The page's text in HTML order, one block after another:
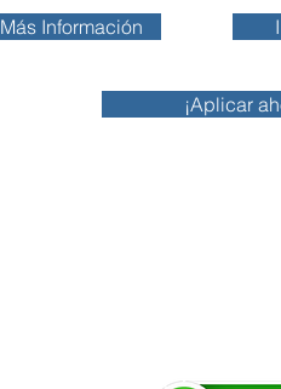
Más Información
¡Aplicar